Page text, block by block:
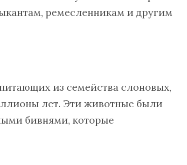
ремесленникам и другим
из семейства слоновых,
лет. Эти животные были
бивнями, которые